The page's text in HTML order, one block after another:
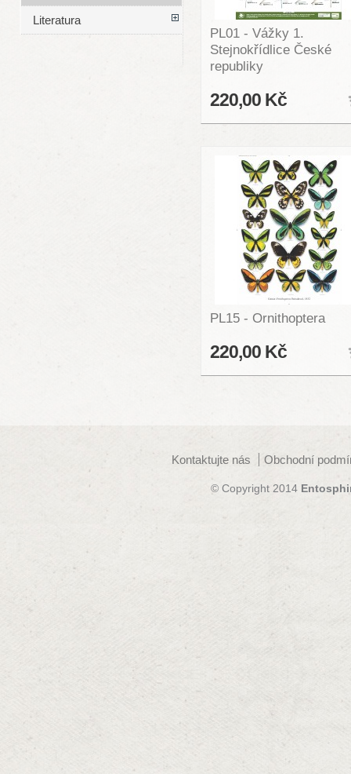
PL01 - Vážky 1.
Stejnokřídlice České
republiky
220,00 Kč
PL15 - Ornithoptera
220,00 Kč
Literatura
Kontaktujte nás Obchodní
© Copyright 2014